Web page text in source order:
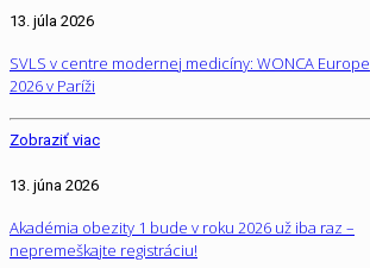
13. júla 2026
SVLS v centre modernej medicíny: WONCA Europe
2026 v Paríži
Zobraziť viac
13. júna 2026
Akadémia obezity 1 bude v roku 2026 už iba raz –
nepremeškajte registráciu!